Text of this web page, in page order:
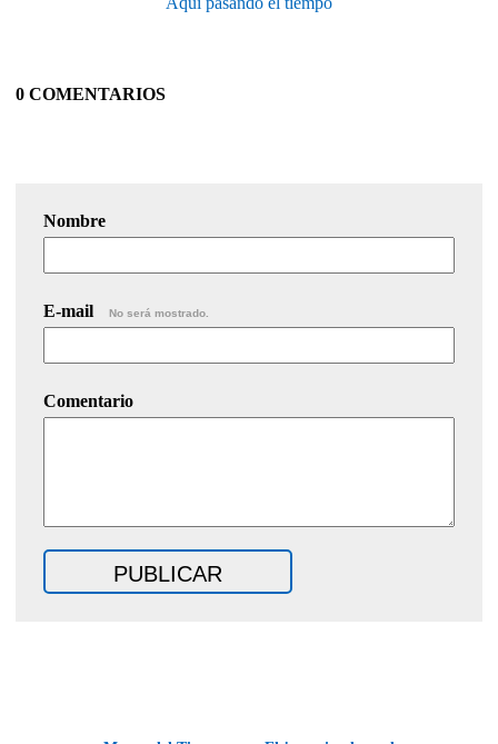
0 COMENTARIOS
Nombre
E-mail No será mostrado.
Comentario